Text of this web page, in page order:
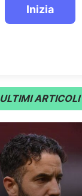
ULTIMI ARTICOLI